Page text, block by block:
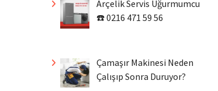
Arçelik Servis Uğurmumcu
☎️ 0216 471 59 56
Çamaşır Makinesi Neden
Çalışıp Sonra Duruyor?